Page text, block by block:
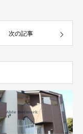
次の記事